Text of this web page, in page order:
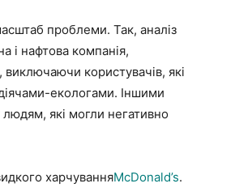
проблеми. Так, аналіз
і нафтова компанія,
користувачів, які
екологами. Іншими
які могли негативно
харчуванняMcDonald’s.